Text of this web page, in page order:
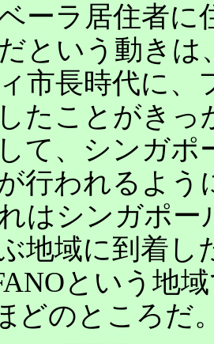
ーラ居住者に
という動きは
市長時代に、
たことがきっ
て、シンガポ
行われるよう
はシンガポー
地域に到着し
という地
どのところだ